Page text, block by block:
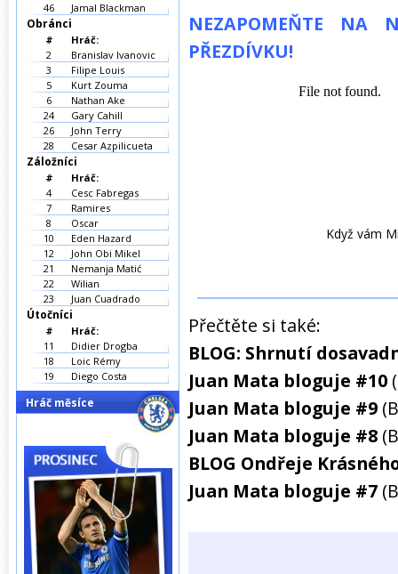
NEZAPOMEŇTE NA
PŘEZDÍVKU!
Když vám
Přečtěte si také:
BLOG: Shrnutí
Juan Mata bloguje #10
Juan Mata bloguje #9
Juan Mata bloguje #8
BLOG Ondřeje
Juan Mata bloguje #7
46
Jamal Blackman
Obránci
#
Hráč:
2
Branislav Ivanovic
3
Filipe Louis
5
Kurt Zouma
6
Nathan Ake
24
Gary Cahill
26
John Terry
28
Cesar Azpilicueta
Záložníci
#
Hráč:
4
Cesc Fabregas
7
Ramires
8
Oscar
10
Eden Hazard
12
John Obi Mikel
21
Nemanja Matić
22
Wilian
23
Juan Cuadrado
Útočníci
#
Hráč:
11
Didier Drogba
18
Loic Rémy
19
Diego Costa
Hráč měsíce